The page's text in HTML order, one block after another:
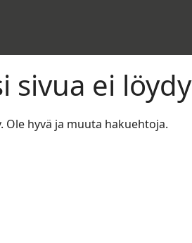
sivua ei löydy
Ole hyvä ja muuta hakuehtoja.